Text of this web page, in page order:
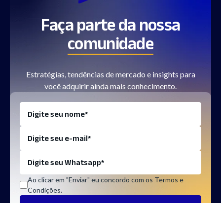
Faça parte da nossa
comunidade
Estratégias, tendências de mercado e insights para
você adquirir ainda mais conhecimento.
Ao clicar em "Enviar" eu concordo com os Termos e
Condições.